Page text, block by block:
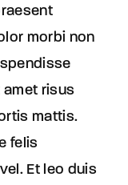
morbi non
risus
mattis.
felis
Et leo duis